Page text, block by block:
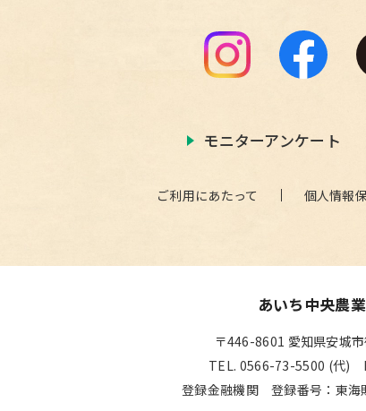
モニターアンケート
ご利用にあたって 個人情報
あいち中央農
〒446-8601 愛知県安城
TEL. 0566-73-5500 (代)
登録金融機関 登録番号：東海